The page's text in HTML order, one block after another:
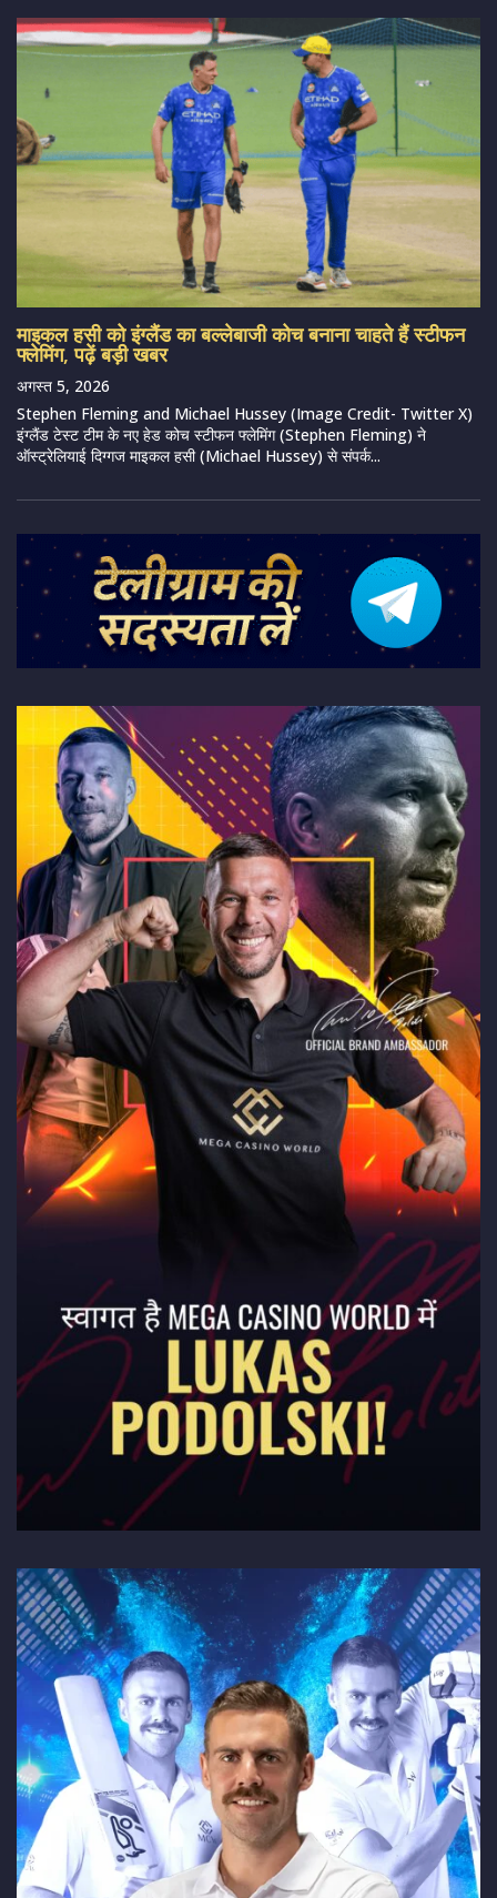
माइकल हसी को इंग्लैंड का बल्लेबाजी कोच बनाना चाहते हैं स्टीफन
फ्लेमिंग, पढ़ें बड़ी खबर
अगस्त 5, 2026
Stephen Fleming and Michael Hussey (Image Credit- Twitter X)
इंग्लैंड टेस्ट टीम के नए हेड कोच स्टीफन फ्लेमिंग (Stephen Fleming) ने
ऑस्ट्रेलियाई दिग्गज माइकल हसी (Michael Hussey) से संपर्क...